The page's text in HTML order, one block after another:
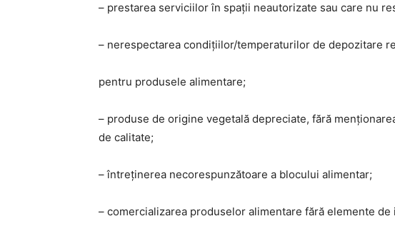
– prestarea serviciilor în spații neautorizate sau care nu
– nerespectarea condițiilor/temperaturilor de depozitare
pentru produsele alimentare;
– produse de origine vegetală depreciate, fără
de calitate;
– întreținerea necorespunzătoare a blocului alimentar;
– comercializarea produselor alimentare fără elemente